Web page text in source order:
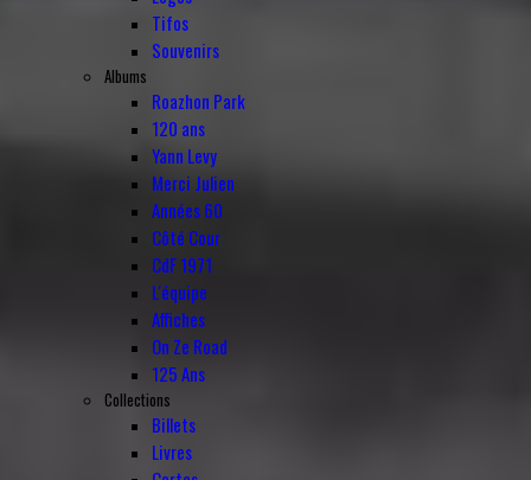
Tifos
Souvenirs
Albums
Roazhon Park
120 ans
Yann Levy
Merci Julien
Années 60
Côté Cour
CdF 1971
L'équipe
Affiches
On Ze Road
125 Ans
Collections
Billets
Livres